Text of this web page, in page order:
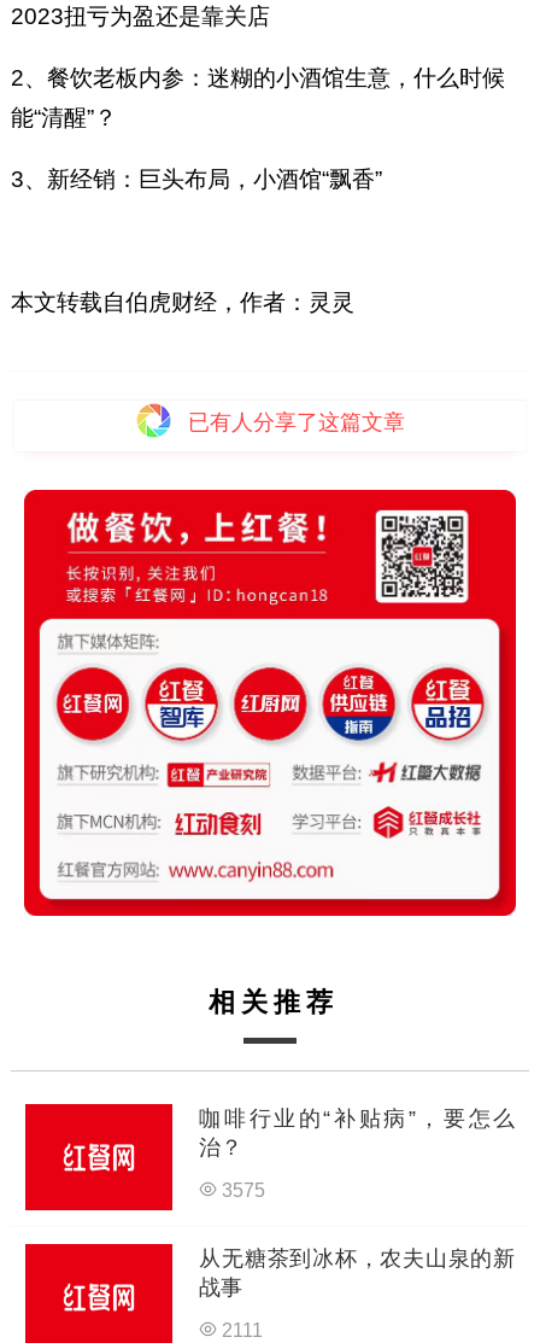
2023扭亏为盈还是靠关店
2、餐饮老板内参：迷糊的小酒馆生意，什么时候
能“清醒”？
3、新经销：巨头布局，小酒馆“飘香”
本文转载自伯虎财经，作者：灵灵
已有 人分享了这篇文章
相关推荐
咖啡行业的“补贴病”，要怎么
治？
3575
从无糖茶到冰杯，农夫山泉的新
战事
2111